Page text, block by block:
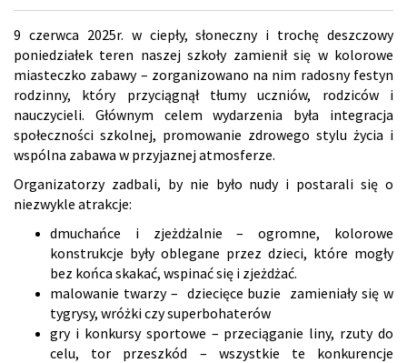
9 czerwca 2025r. w ciepły, słoneczny i trochę deszczowy
poniedziałek teren naszej szkoły zamienił się w kolorowe
miasteczko zabawy – zorganizowano na nim radosny festyn
rodzinny, który przyciągnął tłumy uczniów, rodziców i
nauczycieli. Głównym celem wydarzenia była integracja
społeczności szkolnej, promowanie zdrowego stylu życia i
wspólna zabawa w przyjaznej atmosferze.
Organizatorzy zadbali, by nie było nudy i postarali się o
niezwykle atrakcje:
dmuchańce i zjeżdżalnie – ogromne, kolorowe
konstrukcje były oblegane przez dzieci, które mogły
bez końca skakać, wspinać się i zjeżdżać.
malowanie twarzy – dziecięce buzie zamieniały się w
tygrysy, wróżki czy superbohaterów
gry i konkursy sportowe – przeciąganie liny, rzuty do
celu, tor przeszkód – wszystkie te konkurencje